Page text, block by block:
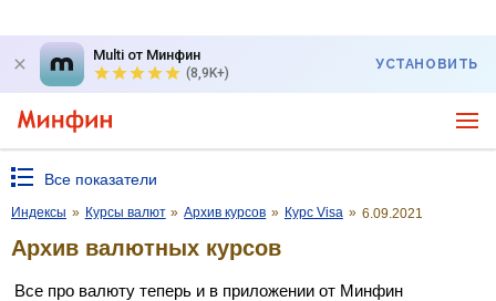
Multi от Минфин
(8,9K+)
УСТАНОВИТЬ
Все показатели
Индексы » Курсы валют » Архив курсов » Курс Visa » 6.09.2021
Архив валютных курсов
Все про валюту теперь и в приложении от Минфин